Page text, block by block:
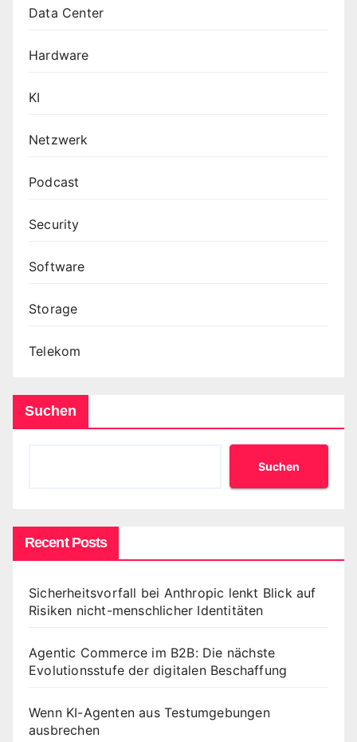
Data Center
Hardware
KI
Netzwerk
Podcast
Security
Software
Storage
Telekom
Suchen
Suchen
Recent Posts
Sicherheitsvorfall bei Anthropic lenkt Blick auf
Risiken nicht-menschlicher Identitäten
Agentic Commerce im B2B: Die nächste
Evolutionsstufe der digitalen Beschaffung
Wenn KI-Agenten aus Testumgebungen
ausbrechen